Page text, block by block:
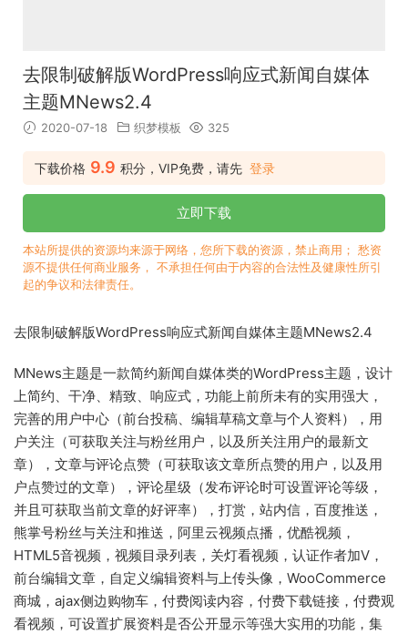
去限制破解版WordPress响应式新闻自媒体
主题MNews2.4
2020-07-18 织梦模板 325
下载价格 9.9 积分，VIP免费，请先 登录
立即下载
本站所提供的资源均来源于网络，您所下载的资源，禁止商用； 愁资
源不提供任何商业服务， 不承担任何由于内容的合法性及健康性所引
起的争议和法律责任。
去限制破解版WordPress响应式新闻自媒体主题MNews2.4
MNews主题是一款简约新闻自媒体类的WordPress主题，设计
上简约、干净、精致、响应式，功能上前所未有的实用强大，
完善的用户中心（前台投稿、编辑草稿文章与个人资料），用
户关注（可获取关注与粉丝用户，以及所关注用户的最新文
章），文章与评论点赞（可获取该文章所点赞的用户，以及用
户点赞过的文章），评论星级（发布评论时可设置评论等级，
并且可获取当前文章的好评率），打赏，站内信，百度推送，
熊掌号粉丝与关注和推送，阿里云视频点播，优酷视频，
HTML5音视频，视频目录列表，关灯看视频，认证作者加V，
前台编辑文章，自定义编辑资料与上传头像，WooCommerce
商城，ajax侧边购物车，付费阅读内容，付费下载链接，付费观
看视频，可设置扩展资料是否公开显示等强大实用的功能，集